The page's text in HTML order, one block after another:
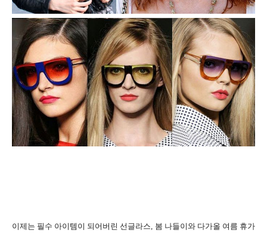
이제는 필수 아이템이 되어버린 선글라스, 봄 나들이와 다가올 여름 휴가